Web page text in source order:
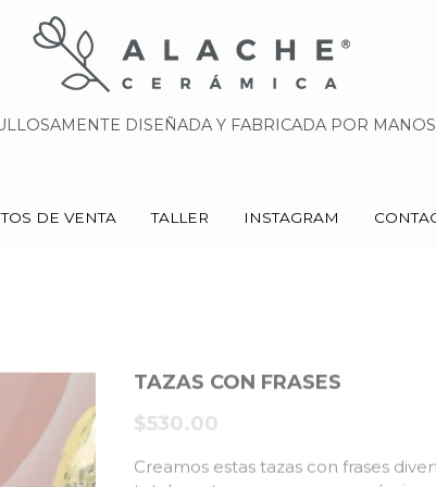
DISEÑADA Y FABRICADA POR MANOS
DE VENTA TALLER INSTAGRAM
DISEÑADA Y FABRICADA POR MANOS
DE VENTA TALLER INSTAGRAM
TAZAS CON FRASES
$530.00
Creamos estas tazas con frases
totalmente a mano y con cerámica